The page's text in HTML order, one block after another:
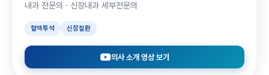
내과 전문의 · 신장내과 세부전문의
혈액투석 신장질환
의사 소개 영상 보기